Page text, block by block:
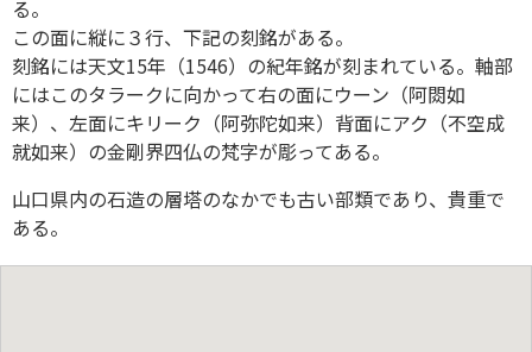
る。
この面に縦に３行、下記の刻銘がある。
刻銘には天文15年（1546）の紀年銘が刻まれている。軸部
にはこのタラークに向かって右の面にウーン（阿閦如
来）、左面にキリーク（阿弥陀如来）背面にアク（不空成
就如来）の金剛界四仏の梵字が彫ってある。
山口県内の石造の層塔のなかでも古い部類であり、貴重で
ある。